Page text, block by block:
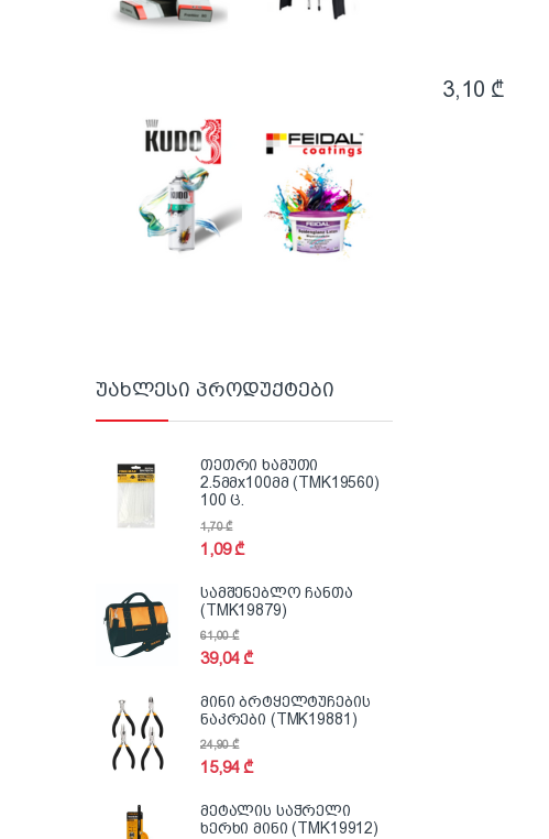
3,10 ₾
უახლესი პროდუქტები
თეთრი ხამუთი
2.5მმx100მმ (TMK19560)
100 ც.
1,09₾
1,70₾
სამშენებლო ჩანთა
(TMK19879)
39,04 ₾
61,00₾
მინი ბრტყელტუჩების
ნაკრები (TMK19881)
15,94 ₾
24,90₾
მეტალის საჭრელი
ხერხი მინი (TMK19912)